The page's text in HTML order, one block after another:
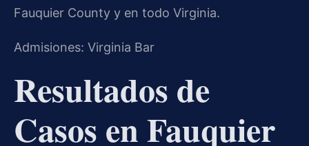
Fauquier County y en todo Virginia.
Admisiones: Virginia Bar
Resultados de
Casos en Fauquier